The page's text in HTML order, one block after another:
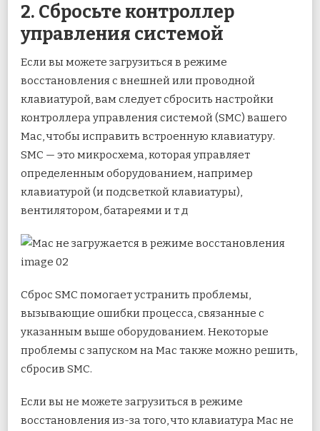
2. Сбросьте контроллер
управления системой
Если вы можете загрузиться в режиме
восстановления с внешней или проводной
клавиатурой, вам следует сбросить настройки
контроллера управления системой (SMC) вашего
Mac, чтобы исправить встроенную клавиатуру.
SMC — это микросхема, которая управляет
определенным оборудованием, например
клавиатурой (и подсветкой клавиатуры),
вентилятором, батареями и т д
Сброс SMC помогает устранить проблемы,
вызывающие ошибки процесса, связанные с
указанным выше оборудованием. Некоторые
проблемы с запуском на Mac также можно решить,
сбросив SMC.
Если вы не можете загрузиться в режиме
восстановления из-за того, что клавиатура Mac не